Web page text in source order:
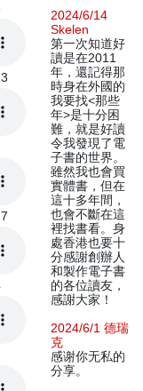
2024/6/14
Skelen
第一次知道好
讀是在2011
年，還記得那
時身在外國的
我要找<那些
年>是十分困
難，就是好讀
令我發現了電
子書的世界。
雖然我也會買
實體書，但在
這十多年間，
也會不斷在這
裡找書看。身
處香港也要十
分感謝創辦人
和製作電子書
的各位讀友，
感謝大家！
2024/6/1 德瑞
克
感谢你无私的
分享。